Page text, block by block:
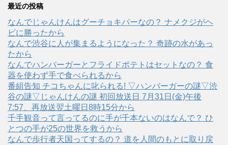
最近の投稿
なんでじゃんけんはグーチョキパーなの？ ナメクジがヘ
ビに勝ったから
なんで渋谷に人が集まるようになった？ 奇跡の水があっ
たから
なんでハンバーガーとフライドポテトはセットなの？ 食
器を使わず手で食べられるから
番組告知 チコちゃんに叱られる! ▽ハンバーガーの謎▽渋
谷の謎▽じゃんけんの謎 初回放送日 7月31日(金)午後
7:57、再放送翌土曜日8時15分から
千手観音って言ってるのに手が千本ないのはなんで？ ひ
とつの手が25の世界を救うから
なんで歩行者天国ってするの？ 道を人間のもとに取り戻